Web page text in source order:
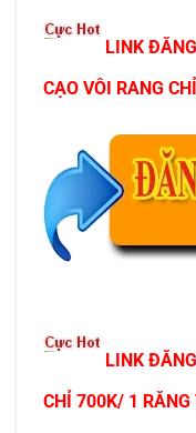
LINK
CẠO VÔI RANG
LINK
CHỈ 700K/ 1